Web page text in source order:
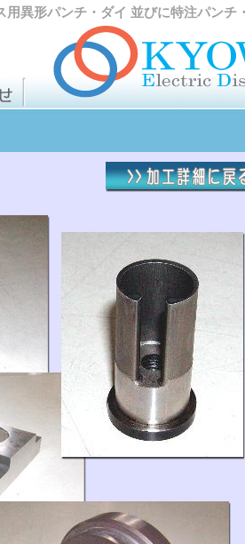
用異形パンチ・ダイ 並びに特注パンチ